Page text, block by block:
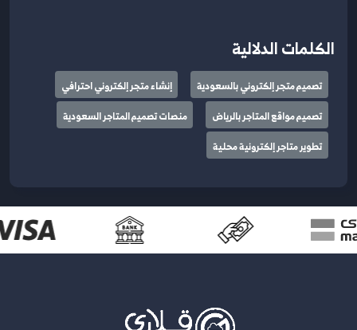
الكلمات الدلالية
تصميم متجر إلكتروني بالسعودية
إنشاء متجر إلكتروني احترافي
تصميم مواقع المتاجر بالرياض
منصات تصميم المتاجر السعودية
تطوير متاجر إلكترونية محلية